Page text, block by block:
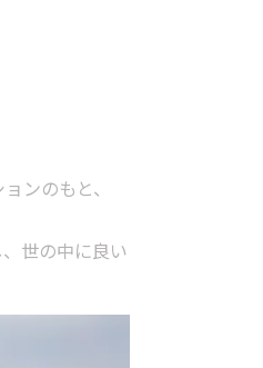
ンのもと、
世の中に良い